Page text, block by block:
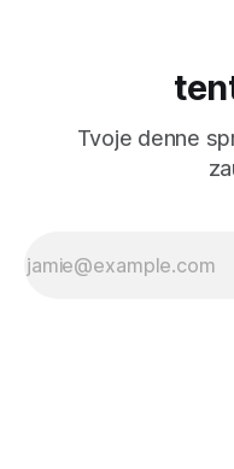
Tvoje denne